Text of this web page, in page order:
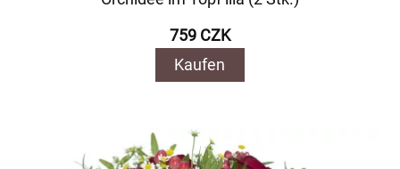
759 CZK
Kaufen